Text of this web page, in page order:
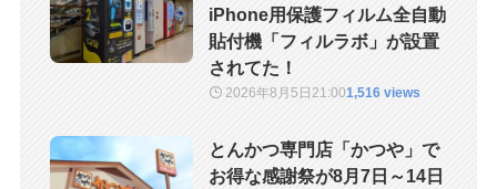
iPhone用保護フィルム全自動
貼付機「フィルラボ」が設置
されてた！
2026年8月5日21:001,516 views
とんかつ専門店「かつや」で
お得な感謝祭が8月7日～14日